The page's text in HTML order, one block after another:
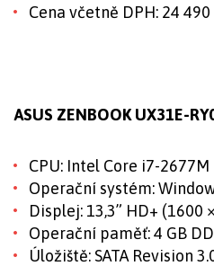
Cena včetně DPH: 24 490
ASUS ZENBOOK UX31E-
CPU: Intel Core i7-2677M
Operační systém:
Displej: 13,3” HD+ (1600
Operační paměť: 4 GB
Úložiště: SATA Revision